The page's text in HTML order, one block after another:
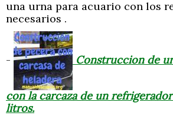
una urna para acuario con los
necesarios .
- Construccion de
con la carcaza de un
litros.